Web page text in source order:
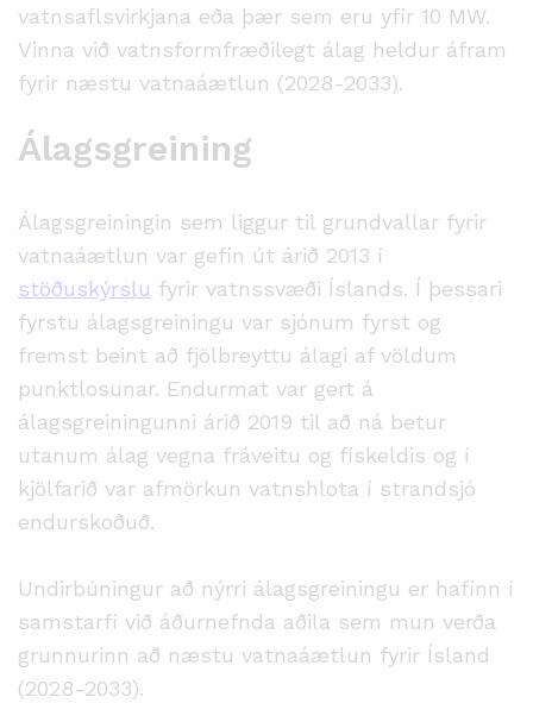
vatnsaflsvirkjana eða þær sem eru yfir 10 MW.
Vinna við vatnsformfræðilegt álag heldur áfram
fyrir næstu vatnaáætlun (2028-2033).
Álagsgreining
Álagsgreiningin sem liggur til grundvallar fyrir
vatnaáætlun var gefin út árið 2013 í
stöðuskýrslu fyrir vatnssvæði Íslands. Í þessari
fyrstu álagsgreiningu var sjónum fyrst og
fremst beint að fjölbreyttu álagi af völdum
punktlosunar. Endurmat var gert á
álagsgreiningunni árið 2019 til að ná betur
utanum álag vegna fráveitu og fiskeldis og í
kjölfarið var afmörkun vatnshlota í strandsjó
endurskoðuð.
Undirbúningur að nýrri álagsgreiningu er hafinn í
samstarfi við áðurnefnda aðila sem mun verða
grunnurinn að næstu vatnaáætlun fyrir Ísland
(2028-2033).